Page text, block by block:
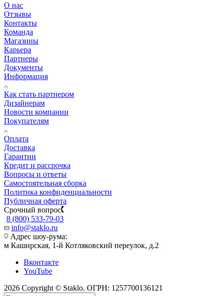
О нас
Отзывы
Контакты
Команда
Магазины
Карьера
Партнеры
Документы
Информация
Как стать партнером
Дизайнерам
Новости компании
Покупателям
Оплата
Доставка
Гарантии
Кредит и рассрочка
Вопросы и ответы
Самостоятельная сборка
Политика конфиденциальности
Публичная оферта
Срочный вопрос
8 (800) 533-79-03
info@staklo.ru
Адрес шоу-рума:
м Каширская, 1-й Котляковский переулок, д.2
Вконтакте
YouTube
2026 Copyright © Staklo. ОГРН: 1257700136121